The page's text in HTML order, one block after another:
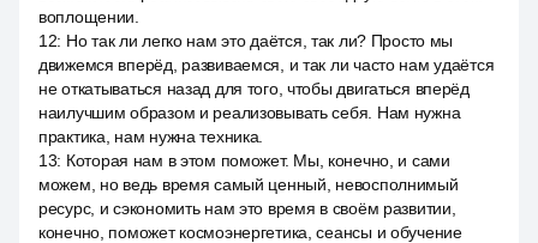
воплощении.
12: Но так ли легко нам это даётся, так ли? Просто мы
движемся вперёд, развиваемся, и так ли часто нам удаётся
не откатываться назад для того, чтобы двигаться вперёд
наилучшим образом и реализовывать себя. Нам нужна
практика, нам нужна техника.
13: Которая нам в этом поможет. Мы, конечно, и сами
можем, но ведь время самый ценный, невосполнимый
ресурс, и сэкономить нам это время в своём развитии,
конечно, поможет космоэнергетика, сеансы и обучение